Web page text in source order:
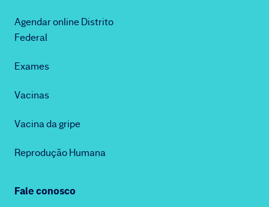
Agendar online Distrito
Federal
Exames
Vacinas
Vacina da gripe
Reprodução Humana
Fale conosco